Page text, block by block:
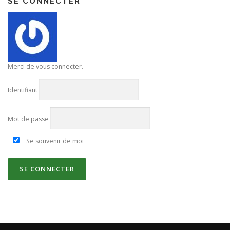
Merci de vous connecter.
Identifiant
Mot de passe
Se souvenir de moi